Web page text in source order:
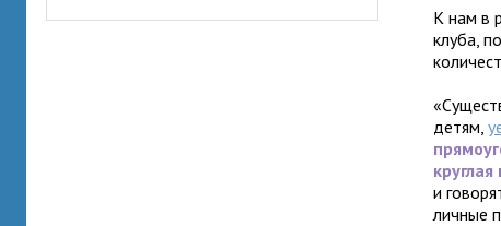
К нам в
клуба,
детям,
и
личные